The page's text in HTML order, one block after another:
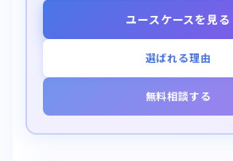
ユースケースを見る
選ばれる理由
無料相談する